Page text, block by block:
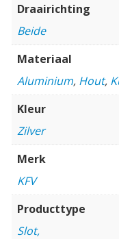
Draairichting
Beide
Materiaal
Aluminium, Hout,
Kleur
Zilver
Merk
KFV
Producttype
Slot,